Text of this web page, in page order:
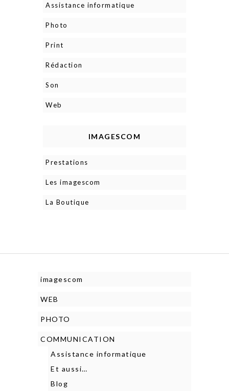
Assistance informatique
Photo
Print
Rédaction
Son
Web
IMAGESCOM
Prestations
Les imagescom
La Boutique
imagescom
WEB
PHOTO
COMMUNICATION
Assistance informatique
Et aussi…
Blog